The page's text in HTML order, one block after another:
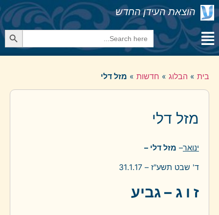
הוצאת העידן החדש
Search
for:
Search Button
בית » הבלוג » חדשות » מזל דלי
מזל דלי
ינואר– מזל דלי –
ד' שבט תשע"ז – 31.1.17
ז ו ג – גביע